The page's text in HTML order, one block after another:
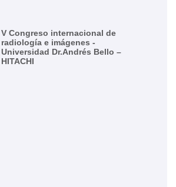
V Congreso internacional de
radiología e imágenes -
Universidad Dr.Andrés Bello –
HITACHI